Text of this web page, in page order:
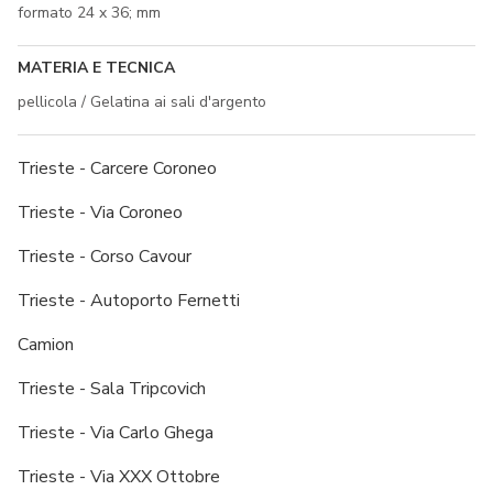
formato 24 x 36; mm
MATERIA E TECNICA
pellicola / Gelatina ai sali d'argento
Trieste - Carcere Coroneo
Trieste - Via Coroneo
Trieste - Corso Cavour
Trieste - Autoporto Fernetti
Camion
Trieste - Sala Tripcovich
Trieste - Via Carlo Ghega
Trieste - Via XXX Ottobre